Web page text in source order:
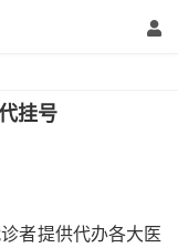
挂号
者提供代办各大医